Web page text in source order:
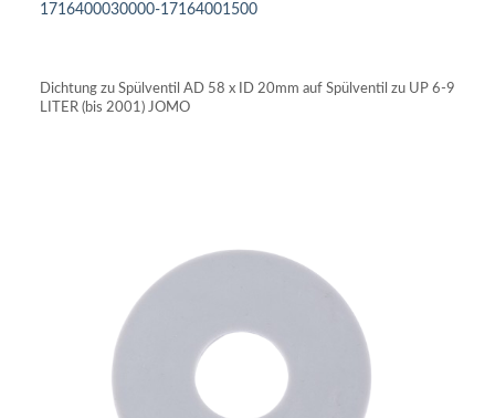
1716400030000-17164001500
Dichtung zu Spülventil AD 58 x ID 20mm auf Spülventil zu UP 6-9
LITER (bis 2001) JOMO